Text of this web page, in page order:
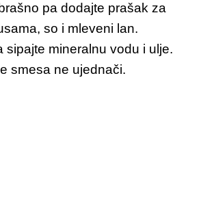
pa dodajte prašak za
so i mleveni lan.
sipajte mineralnu vodu i ulje.
smesa ne ujednači.